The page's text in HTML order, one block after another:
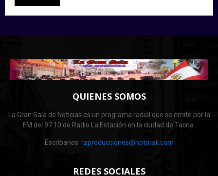
QUIENES SOMOS
La Gran Sala de Noticias es un programa radial que se emite por la
FM del 97.10 de Radio La Estación en la ciudad de Tacna.
Escríbanos: rzproducciones@hotmail.com
REDES SOCIALES